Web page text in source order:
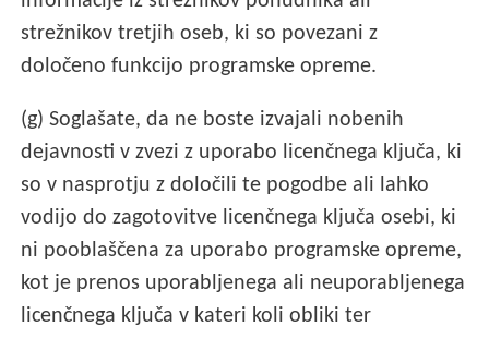
strežnikov tretjih oseb, ki so povezani z
določeno funkcijo programske opreme.
(g) Soglašate, da ne boste izvajali nobenih
dejavnosti v zvezi z uporabo licenčnega ključa, ki
so v nasprotju z določili te pogodbe ali lahko
vodijo do zagotovitve licenčnega ključa osebi, ki
ni pooblaščena za uporabo programske opreme,
kot je prenos uporabljenega ali neuporabljenega
licenčnega ključa v kateri koli obliki ter